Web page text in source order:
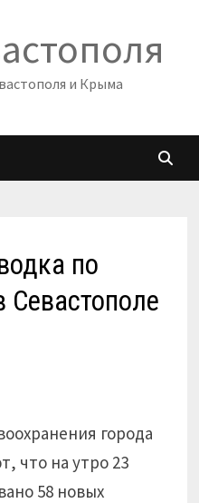
и Крыма
по
Севастополе
города
что на утро 23
58 новых